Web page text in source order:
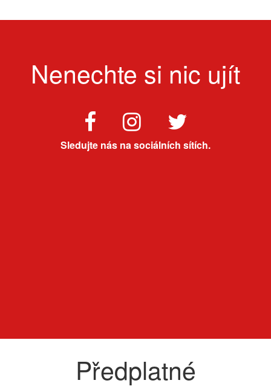
Nenechte si nic ujít
Sledujte nás na sociálních sítích.
Předplatné